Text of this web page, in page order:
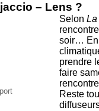
– Lens ?
Selon La
soir… En
prendre
faire
Reste